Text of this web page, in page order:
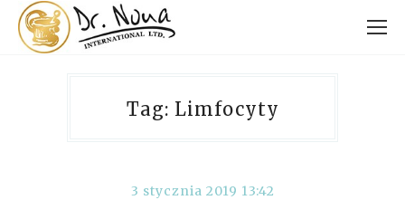
Tag: Limfocyty
3 stycznia 2019 13:42